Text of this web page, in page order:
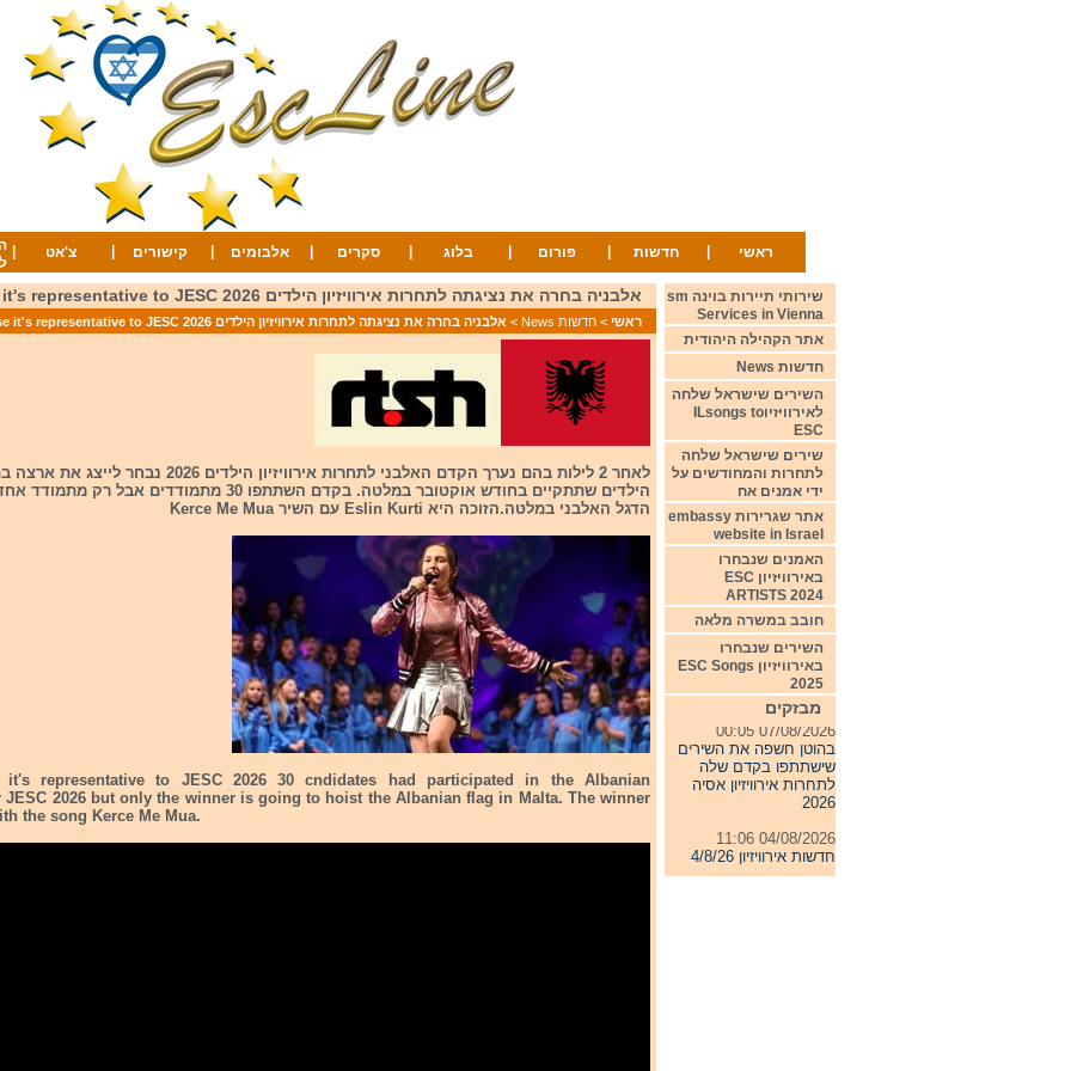
ראשי חדשות פורום בלוג סקרים אלבומים קישורים צ'אט
אלבניה בחרה את נציגתה לתחרות אירוויזיון הילדים 2026 Albania chose it's representative to JESC
ראשי > חדשות News > אלבניה בחרה את נציגתה לתחרות אירוויזיון הילדים 2026 Albania chose it's representative to JESC
לאחר 2 לילות בהם נערך הקדם האלבני לתחרות אירוויזיון
הילדים שתתקיים בחודש אוקטובר במלטה. בקדם השתתפו 30
הדגל האלבני במלטה.הזוכה היא Eslin Kurti עם השיר Kerce Me Mua
it's representative to JESC 2026 30 cndidates had participated in the Albanian
JESC 2026 but only the winner is going to hoist the Albanian flag in Malta. The winner
the song Kerce Me Mua.
שירותי תיירות בוינה sm
Services in Vienna
אתר הקהילה היהודית
חדשות News
השירים שישראל שלחה
לאירוויזיוILsongs to
ESC
שירים שישראל שלחה
לתחרות והמחודשים על
ידי אמנים אח
אתר שגרירות embassy
website in Israel
האמנים שנבחרו
באירוויזיון ESC
ARTISTS 2024
חובב במשרה מלאה
השירים שנבחרו
באירוויזיון ESC Songs
2025
מבזקים
07/08/2026 00:05
בהוטן חשפה את השירים
שישתתפו בקדם שלה
לתחרות אירוויזיון אסיה
2026
04/08/2026 11:06
חדשות אירוויזיון 4/8/26